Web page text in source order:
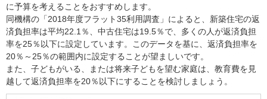
に予算を考えることをおすすめします。
同機構の「2018年度フラット35利用調査」によると、新築住宅の返
済負担率は平均22.1％、中古住宅は19.5％で、多くの人が返済負担
率を25％以下に設定しています。このデータを基に、返済負担率を
20％～25％の範囲内に設定することが望ましいです。
また、子どもがいる、または将来子どもを望む家庭は、教育費を見
越して返済負担率を20％以下にすることを検討しましょう。